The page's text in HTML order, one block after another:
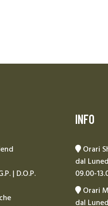
| D.O.P.
INFO
Orari
dal
09.00-
Orari
dal